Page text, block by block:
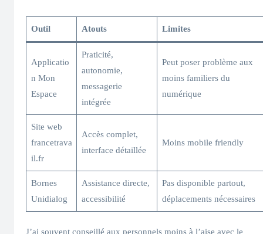
Outil Atouts Limites
Applicatio
n Mon
Espace
Praticité,
autonomie,
messagerie
intégrée
Peut poser problème aux
moins familiers du
numérique
Site web
francetrava
il.fr
Accès complet,
interface détaillée
Moins mobile friendly
Bornes
Unidialog
Assistance directe,
accessibilité
Pas disponible partout,
déplacements nécessaires
J’ai souvent conseillé aux personnels moins à l’aise avec le